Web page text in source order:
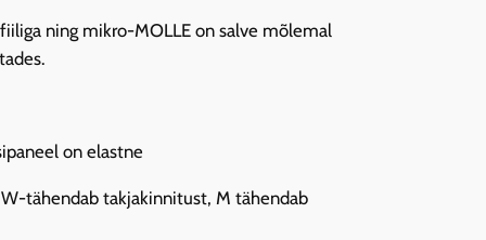
ning mikro-MOLLE on salve mõlemal
on elastne
tähendab takjakinnitust, M tähendab